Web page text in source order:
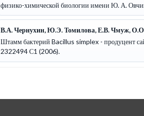
физико-химической биологии имени Ю. А.
В.А. Чернухин, Ю.Э. Томилова, Е.В. Чмуж,
Штамм бактерий Bacillus simplex - продуцент
2322494 С1 (2006).